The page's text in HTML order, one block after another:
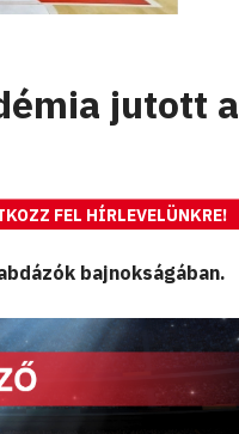
jutott a
FEL HÍRLEVELÜNKRE!
bajnokságában.